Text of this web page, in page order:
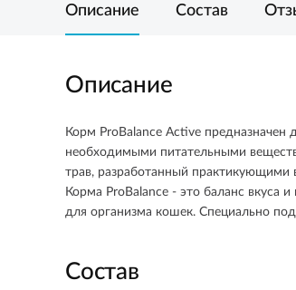
Описание Состав
Описание
Корм ProBalance Active предназначен
необходимыми питательными
трав, разработанный
Корма ProBalance - это баланс вкуса
для организма кошек. Специально
Состав